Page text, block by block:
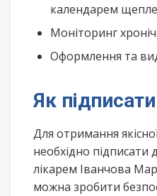
календарем
Моніторинг
Оформлення та
Як
Для отримання
необхідно підписати
лікарем Іванчова
можна зробити